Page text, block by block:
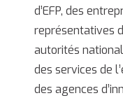
d’EFP, des
représentatives
autorités
des services de
des agences